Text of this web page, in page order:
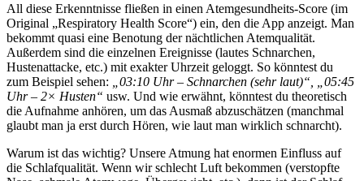
All diese Erkenntnisse fließen in einen Atemgesundheits-Score (im
Original „Respiratory Health Score“) ein, den die App anzeigt. Man
bekommt quasi eine Benotung der nächtlichen Atemqualität.
Außerdem sind die einzelnen Ereignisse (lautes Schnarchen,
Hustenattacke, etc.) mit exakter Uhrzeit geloggt. So könntest du
zum Beispiel sehen:
„03:10 Uhr – Schnarchen (sehr laut)“, „05:45
Uhr – 2× Husten“ usw. Und wie erwähnt, könntest du theoretisch
die Aufnahme anhören, um das Ausmaß abzuschätzen (manchmal
glaubt man ja erst durch Hören, wie laut man wirklich schnarcht).
Warum ist das wichtig? Unsere Atmung hat enormen Einfluss auf
die Schlafqualität. Wenn wir schlecht Luft bekommen (verstopfte